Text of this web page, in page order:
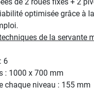
optimisée grâce à
de la servante
6
: 1000 x 700 mm
chaque niveau : 155 mm